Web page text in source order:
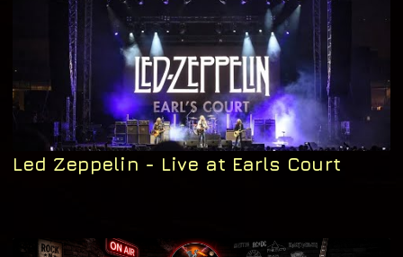
Led Zeppelin - Live at Earls Court